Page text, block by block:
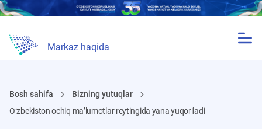
Markaz haqida
Bosh sahifa
Bizning yutuqlar
Oʻzbekiston ochiq maʼlumotlar reytingida yana yuqoriladi